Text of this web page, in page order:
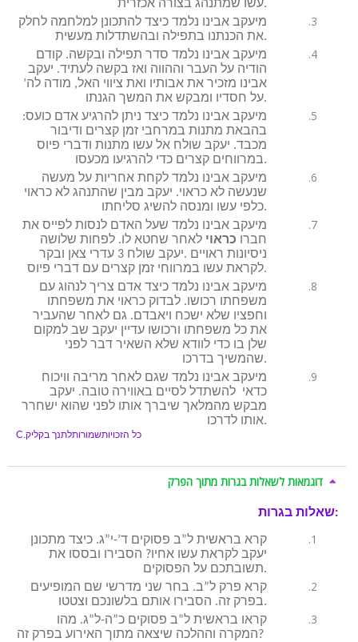
עשו שמתנהג בצורה אכזרית.
מיעקב אבינו נלמד כיצד להתכונן למלחמה לחלק
את הכנתנו בתפילה ובהשתדלות מעשית.
מיעקב אבינו נלמד סדר תפילה ובקשה. קודם
הודיה על העבר וההווה ואז בקשה לעתיד. יעקב
אבינו מזכיר את אבותיו ואת ציווי האל, מודה לה’
על חסדיו ומבקש את המשך הגנתו.
מיעקב אבינו נלמד כיצד ניתן להרגיע אדם כועס:
בהבאת מתנות במרחבי זמן קצרים ודיבור
מכבד. יעקב שולח אל עשו מתנות ודברי פיוס
במרווחים קצרים כדי להרגיעו מכעסו.
מיעקב אבינו נלמד לקחת אחריות על מעשה
שנעשה לא כראוי. יעקב מבין שהתנהג לא כראוי
כלפי עשו ומנסה להשיג סליחתו.
מיעקב אבינו נלמד שעל האדם לנסות לפייס את
חברו כראוי לאחר שחטא לו. לפחות שלושה
ניסיונות ראויים .יעקב שולח 3 עדרי צאן ובקר
לקראת עשו במרווחי זמן קצרים עם דברי פיוס.
מיעקב אבינו נלמד כיצד אדם צריך לנהוג עם
משפחתו רכושו. לבדוק כראוי את משפחתו
וחפציו שלא ישכח ויאבדם. גם לאחר שהעביר
את כל משפחתו ורכושו עדיין יעקב שב למקום
שלן בו כדי לוודא שלא השאיר דבר לפני
שהמשיך בדרכו.
מיעקב אבינו נלמד שגם לאחר מריבה וויכוח
כדאי להשתדל לסיים באווירה טובה. יעקב
מבקש מהמלאך שיברך אותו לפני שהוא ישחרר
אותו לדרכו.
כל הזכויותשמורותלתנך בקליק C.
דוגמאות לשאלות בגרות מתוך הפרק
שאלות בגרות:
קרא בראשית ל”ב פסוקים ד’-י”ג. כיצד מתכונן
יעקב לקראת עשו אחיו? הסבירו ובססו את
תשובתכם על הפסוקים.
קרא פרק ל”ב. בחר שני מדרשי שם המופיעים
בפרק זה. הסבירו אותם בלשונכם וצטטו.
קראו בראשית ל”ב פסוקים כ”ה-ל”ג. מהו
המקרה וההלכה שיצאה מתוך האירוע בפרק זה?